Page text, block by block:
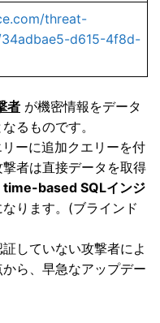
threat-
d615-4f8d-
者 が機密情報をデータ
るものです。
ーに追加クエリーを付
者は直接データを取得
time-based SQLインジ
ります。(ブラインド
していない攻撃者によ
ら、早急なアップデー